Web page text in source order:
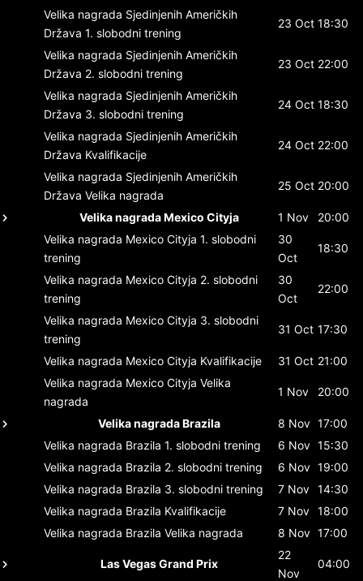
Velika nagrada Sjedinjenih Američkih
Država 1. slobodni trening
23 Oct 18:30
Velika nagrada Sjedinjenih Američkih
Država 2. slobodni trening
23 Oct 22:00
Velika nagrada Sjedinjenih Američkih
Država 3. slobodni trening
24 Oct 18:30
Velika nagrada Sjedinjenih Američkih
Država Kvalifikacije
24 Oct 22:00
Velika nagrada Sjedinjenih Američkih
Država Velika nagrada
25 Oct 20:00
Velika nagrada Mexico Cityja 1 Nov
20:00
Velika nagrada Mexico Cityja 1. slobodni
trening
30
Oct
18:30
Velika nagrada Mexico Cityja 2. slobodni
trening
30
Oct
22:00
Velika nagrada Mexico Cityja 3. slobodni
trening
31 Oct 17:30
Velika nagrada Mexico Cityja Kvalifikacije 31 Oct 21:00
Velika nagrada Mexico Cityja Velika
nagrada
1 Nov 20:00
Velika nagrada Brazila 8 Nov 17:00
Velika nagrada Brazila 1. slobodni trening 6 Nov 15:30
Velika nagrada Brazila 2. slobodni trening 6 Nov 19:00
Velika nagrada Brazila 3. slobodni trening 7 Nov 14:30
Velika nagrada Brazila Kvalifikacije 7 Nov 18:00
Velika nagrada Brazila Velika nagrada 8 Nov 17:00
Las Vegas Grand Prix
22
Nov
04:00